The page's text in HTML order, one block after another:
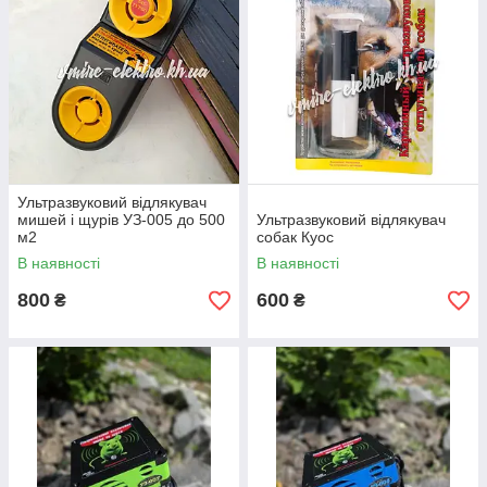
вплив, прилад працює безшумно. Ніхто не помітить
"роботу" приладу, крім докучливих паразитів.
З самої першої хвилини роботи ультразвуку гризуни
почнуть відчувати тривогу і як можна швидше
спробують знайти вихід. Природно, що про пошуках їжі,
сні і виробництві потомства не буде
йти і мови.
Подивитися асортимент
відлякувач?
потрібно просто вставити його в розетку. З цього моменту
ультразвукові хвилі почнуть заповнювати всі приміщення і
найпотаємніші його куточки і щілини, де зазвичай
відпочивають і сплять мишки. У момент роботи
ультразвуку гризуни відчувають дуже неприємні відчуття
тривоги, страху і паніки. Інстинкт самозбереження підкаже
Ультразвуковий відлякувач
мишей і щурів УЗ-005 до 500
м2
В наявності
800 ₴
Ультразвуковий відлякувач
собак Куос
В наявності
600 ₴